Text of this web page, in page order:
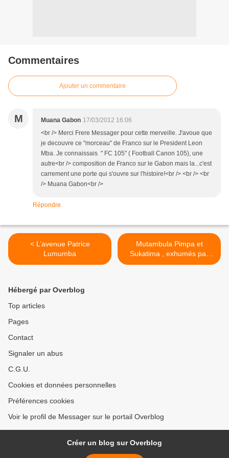
Commentaires
Ajouter un commentaire
M Muana Gabon 17/03/2012 16:06
<br /> Merci Frere Messager pour cette merveille. J'avoue que
je decouvre ce "morceau" de Franco sur le President Leon
Mba. Je connaissais " FC 105" ( Football Canon 105), une
autre<br /> composition de Franco sur le Gabon mais la...c'est
carrement une porte qui s'ouvre sur l'histoire!<br /> <br /> <br
/> Muana Gabon<br />
Répondre
< L’avenue Patrice
Lumumba
Mutambula Pimpa et
Sukatima , exhumés par
Aimé Atipo. >
Hébergé par Overblog
Top articles
Pages
Contact
Signaler un abus
C.G.U.
Cookies et données personnelles
Préférences cookies
Voir le profil de Messager sur le portail Overblog
Créer un blog sur Overblog